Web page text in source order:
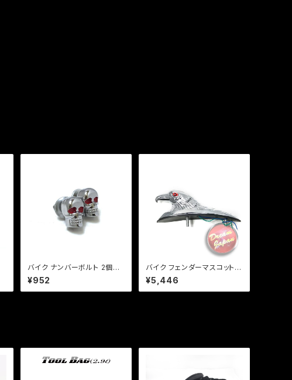
バイク ナンバーボルト 2個セ
ット スカル柄 ３Ｄ/ドクロ/アメ
リカン/さりげないオシャレ
感・・・/クリックポスト
¥952
バイク フェンダーマスコット
エンブレム イーグル/アメリカ
ン/光眼/レッドアイ/フロント/
マグナ/ドラスタ/ビラーゴ/ハ
¥5,446